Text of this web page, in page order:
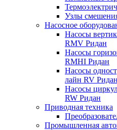
Узлы
Насосное
Насосы
RMV Ридан
Насосы
RMHI Ридан
Насосы
лайн RV Ридан
Насосы
RW Ридан
Приводная техника
Промышленная